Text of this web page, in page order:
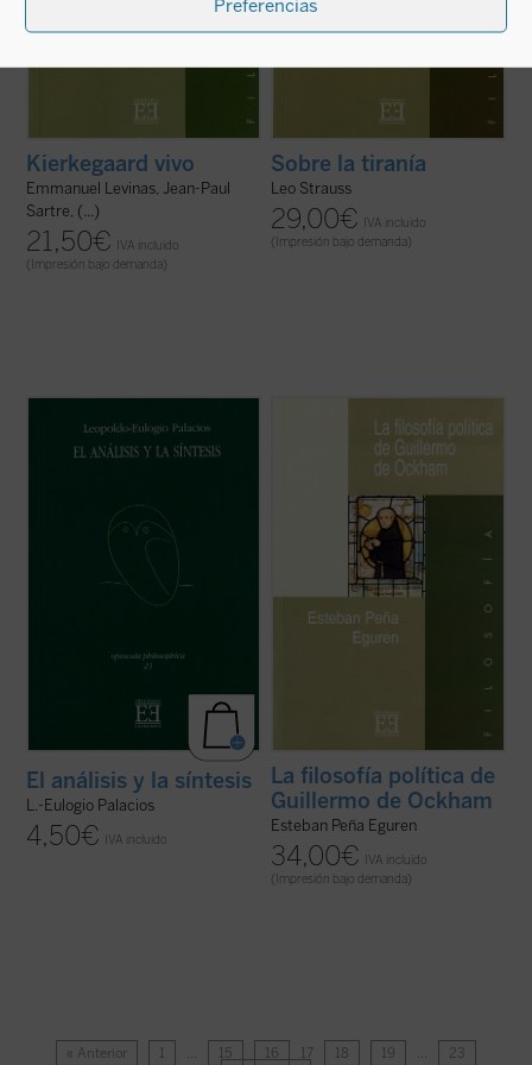
Preferencias
Kierkegaard vivo
Emmanuel Levinas, Jean-Paul
Sartre, (...)
21,50€
IVA incluido
(Impresión bajo demanda)
Sobre la tiranía
Leo Strauss
29,00€
IVA incluido
(Impresión bajo demanda)
por separado, es el que da fin al primero de
los cuatro libros de laFilosofía del Saber
constituye, sin duda, el epicentro de toda la
El análisis y la síntesis
L.-Eulogio Palacios
4,50€ IVA incluido
pensador del siglo XIV, pero sorprende
siempre la capacidad de los grandes
filósofos para decirnos una palabra
relevante para nuestro presente. Con
planteará sin duda ...(ver ficha)
La filosofía política de
Guillermo de Ockham
Esteban Peña Eguren
34,00€
IVA incluido
(Impresión bajo demanda)
« Anterior 1 … 15 16 17 18 19 …
23